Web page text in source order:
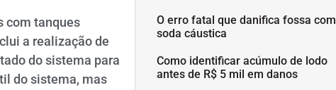
com tanques
a realização de
do sistema para
do sistema, mas
O erro fatal que danifica fossa com
soda cáustica
Como identificar acúmulo de lodo
antes de R$ 5 mil em danos